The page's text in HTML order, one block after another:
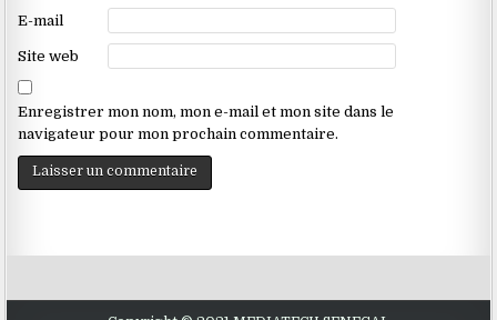
E-mail
Site web
Enregistrer mon nom, mon e-mail et mon site dans le
navigateur pour mon prochain commentaire.